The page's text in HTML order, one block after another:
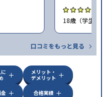
18歳（学生） /
口コミをもっと見る
メリット・
デメリット
合格実績